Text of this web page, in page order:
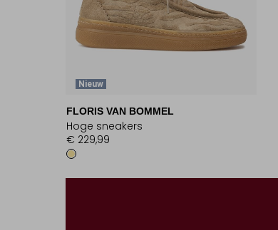
Nieuw
FLORIS VAN BOMMEL
Hoge sneakers
€ 229,99